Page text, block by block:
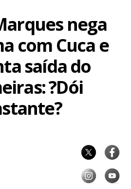
nega
com Cuca e
saída do
?Dói